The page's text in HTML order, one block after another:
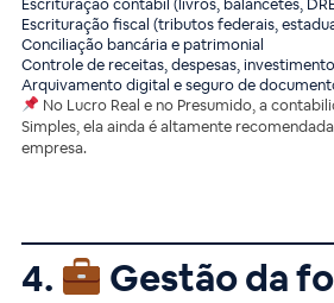
Escrituração contábil (livros, balancetes,
Escrituração fiscal (tributos federais,
Conciliação bancária e patrimonial
Controle de receitas, despesas,
Arquivamento digital e seguro de
No Lucro Real e no Presumido, a
Simples, ela ainda é altamente
empresa.
4.
Gestão da